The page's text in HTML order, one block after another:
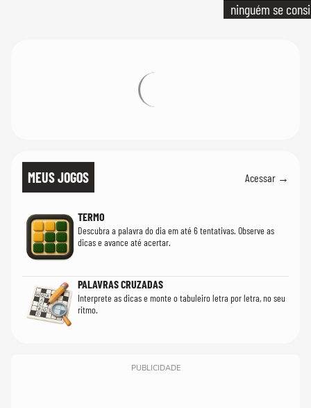
ninguém se
MEUS JOGOS Acessar →
TERMO
Descubra a palavra do dia em até 6 tentativas. Observe as
dicas e avance até acertar.
PALAVRAS CRUZADAS
Interprete as dicas e monte o tabuleiro letra por letra, no seu
ritmo.
PUBLICIDADE